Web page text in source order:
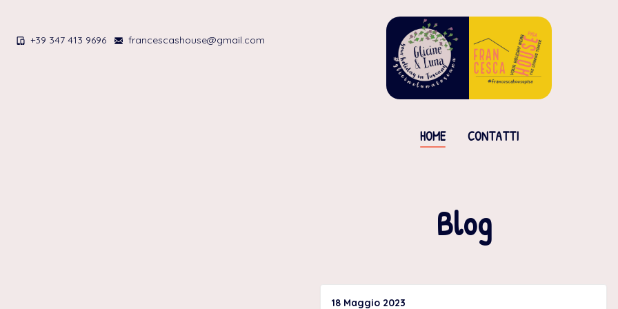
+39 347 413 9696 francescashouse@gmail.com
HOME CONTATTI
Blog
18 Maggio 2023